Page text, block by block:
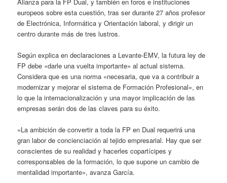
europeos sobre esta cuestión, tras ser durante 27 años profesor
de Electrónica, Informática y Orientación laboral, y dirigir un
centro durante más de tres lustros.
Según explica en declaraciones a Levante-EMV, la futura ley de
FP debe «darle una vuelta importante» al actual sistema.
Considera que es una norma «necesaria, que va a contribuir a
modernizar y mejorar el sistema de Formación Profesional», en
lo que la internacionalización y una mayor implicación de las
empresas serán dos de las claves para su éxito.
«La ambición de convertir a toda la FP en Dual requerirá una
gran labor de concienciación al tejido empresarial. Hay que ser
conscientes de su realidad y hacerles copartícipes y
corresponsables de la formación, lo que supone un cambio de
mentalidad importante», avanza García.